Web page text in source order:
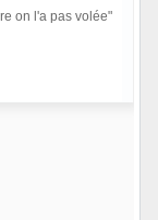
on l'a pas volée"